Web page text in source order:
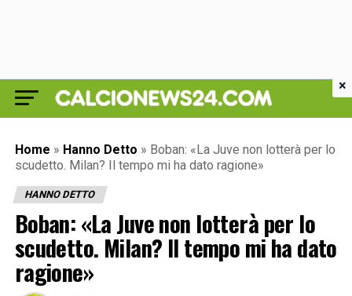
Home » Hanno Detto » Boban: «La Juve non lotterà per lo
scudetto. Milan? Il tempo mi ha dato ragione»
HANNO DETTO
Boban: «La Juve non lotterà per lo
scudetto. Milan? Il tempo mi ha dato
ragione»
×